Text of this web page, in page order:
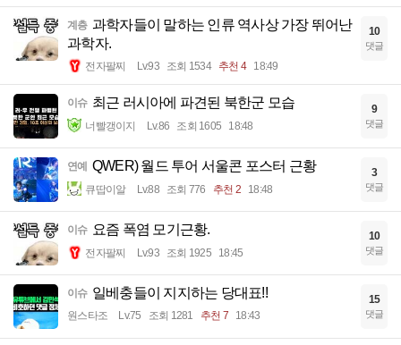
계층 과학자들이 말하는 인류 역사상 가장 뛰어난
과학자.
전자팔찌 Lv.93 조회 1534 추천 4 18:49
10
댓글
이슈 최근 러시아에 파견된 북한군 모습
너빨갱이지 Lv.86 조회 1605 18:48
9
댓글
연예 QWER) 월드 투어 서울콘 포스터 근황
큐땁이알 Lv.88 조회 776 추천 2 18:48
3
댓글
이슈 요즘 폭염 모기근황.
전자팔찌 Lv.93 조회 1925 18:45
10
댓글
이슈 일베충들이 지지하는 당대표!!
원스타조 Lv.75 조회 1281 추천 7 18:43
15
댓글